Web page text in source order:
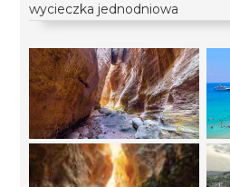
wycieczka jednodniowa